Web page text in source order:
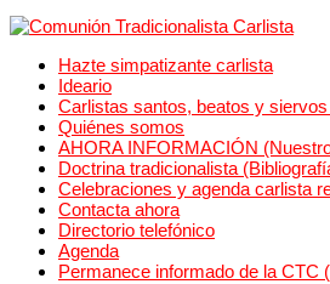
Hazte simpatizante carlista
Ideario
Carlistas santos, beatos y
Quiénes somos
AHORA INFORMACIÓN
Doctrina tradicionalista
Celebraciones y agenda carlista
Contacta ahora
Directorio telefónico
Agenda
Permanece informado de la CTC